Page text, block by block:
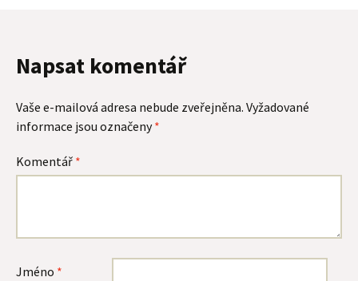
Napsat komentář
Vaše e-mailová adresa nebude zveřejněna. Vyžadované
informace jsou označeny*
Komentář *
Jméno *